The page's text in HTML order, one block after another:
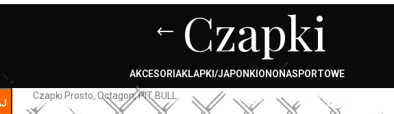
Czapki
AKCESORIAKLAPKI/JAPONKIONONASPORTOWE
Czapki Prosto, Octagon, PIT BULL